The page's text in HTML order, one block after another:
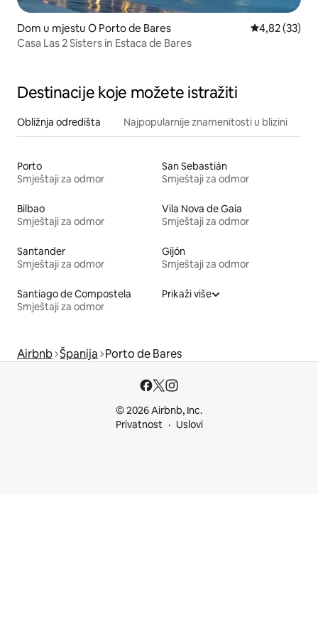
Dom u mjestu O Porto de Bares Prosječna
4,82 (33)
Casa Las 2 Sisters in Estaca de Bares
Destinacije koje možete istražiti
Obližnja odredišta Najpopularnije znamenitosti u blizini
Porto
Smještaji za odmor
San Sebastián
Smještaji za odmor
Bilbao
Smještaji za odmor
Vila Nova de Gaia
Smještaji za odmor
Santander
Smještaji za odmor
Gijón
Smještaji za odmor
Santiago de Compostela
Smještaji za odmor
Prikaži više
Airbnb Španija Porto de Bares
© 2026 Airbnb, Inc.
Privatnost
Uslovi